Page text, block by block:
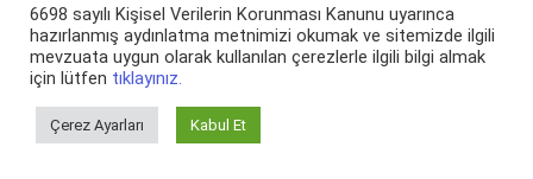
Rüya Ara
Arama:
6698 sayılı Kişisel Verilerin Korunması Kanunu uyarınca
hazırlanmış aydınlatma metnimizi okumak ve sitemizde ilgili
mevzuata uygun olarak kullanılan çerezlerle ilgili bilgi almak
için lütfen tıklayınız.
Çerez Ayarları Kabul Et